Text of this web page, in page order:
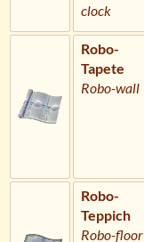
clock
Robo-
Tapete
Robo-wall
Robo-
Teppich
Robo-floor